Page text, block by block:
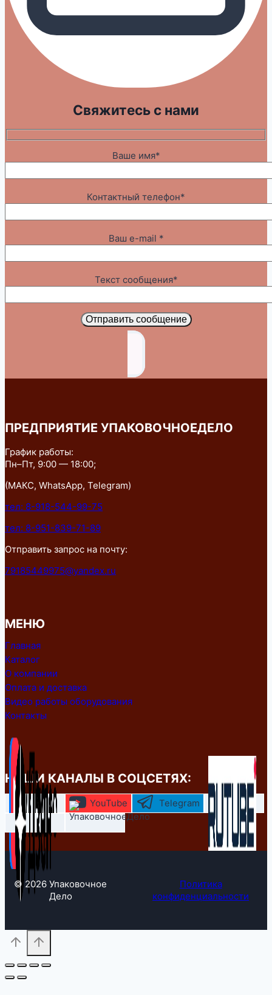
Свяжитесь с нами
Ваше имя*
Контактный телефон*
Ваш e-mail *
Текст сообщения*
Отправить сообщение
ПРЕДПРИЯТИЕ УПАКОВОЧНОЕДЕЛО
График работы:
Пн–Пт, 9:00 — 18:00;
(МАКС, WhatsApp, Telegram)
тел: 8-918-544-99-75
тел: 8-951-839-71-89
Отправить запрос на почту:
79185449975@yandex.ru
МЕНЮ
Главная
Каталог
О компании
Оплата и доставка
Видео работы оборудования
Контакты
НАШИ КАНАЛЫ В СОЦСЕТЯХ:
YouTube Telegram
© 2026 Упаковочное
Дело
Политика
конфиденциальности